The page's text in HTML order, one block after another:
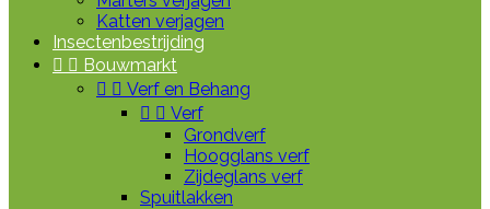
Katten verjagen
Insectenbestrijding
  Bouwmarkt
  Verf en Behang
  Verf
Grondverf
Hoogglans verf
Zijdeglans verf
Spuitlakken